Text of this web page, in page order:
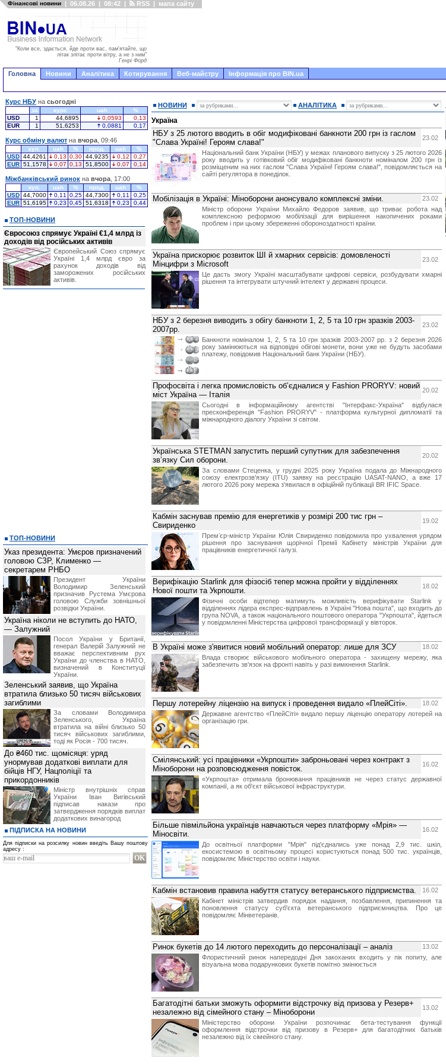
Фінансові новини | 06.08.26 | 08:42 | RSS | мапа сайту
"Коли все, здається, йде проти вас, пам'ятайте, що
літак злітає проти вітру, а не з ним"
Генрі Форд
Головна Новини Аналітика Котирування Веб-майстру Інформація про BIN.ua
НОВИНИ АНАЛІТИКА
Україна
НБУ з 25 лютого вводить в обіг модифіковані банкноти 200 грн із гаслом
"Слава Україні! Героям слава!"
23.02
Національний банк України (НБУ) у межах планового випуску з 25 лютого 2026
року вводить у готівковий обіг модифіковані банкноти номіналом 200 грн із
розміщеним на них гаслом "Слава Україні! Героям слава!", повідомляється на
сайті регулятора в понеділок.
Мобілізація в Україні: Міноборони анонсувало комплексні зміни.
23.02
Міністр оборони України Михайло Федоров заявив, що триває робота над
комплексною реформою мобілізації для вирішення накопичених роками
проблем і при цьому збереженні обороноздатності країни.
Україна прискорює розвиток ШІ й хмарних сервісів: домовленості
Мінцифри з Microsoft
23.02
Це дасть змогу Україні масштабувати цифрові сервіси, розбудувати хмарні
рішення та інтегрувати штучний інтелект у державні процеси.
НБУ з 2 березня виводить з обігу банкноти 1, 2, 5 та 10 грн зразків 2003-
2007рр.
23.02
Банкноти номіналом 1, 2, 5 та 10 грн зразків 2003-2007 рр. з 2 березня 2026
року замінюються на відповідні обігові монети, вони уже не будуть засобами
платежу, повідомив Національний банк України (НБУ).
Профосвіта і легка промисловість об’єдналися у Fashion PRORYV: новий
міст Україна — Італія
20.02
Сьогодні в інформаційному агентстві "Інтерфакс-Україна" відбулася
пресконференція "Fashion PRORYV" - платформа культурної дипломатії та
міжнародного діалогу України зі світом.
Українська STETMAN запустить перший супутник для забезпечення
звʼязку Сил оборони.
20.02
За словами Стеценка, у грудні 2025 року Україна подала до Міжнародного
союзу електрозв'язку (ITU) заявку на реєстрацію UASAT-NANO, а вже 17
лютого 2026 року мережа з'явилася в офіційній публікації BR IFIC Space.
Кабмін заснував премію для енергетиків у розмірі 200 тис грн –
Свириденко
19.02
Премʼєр-міністр України Юлія Свириденко повідомила про ухвалення урядом
рішення про заснування щорічної Премії Кабінету міністрів України для
працівників енергетичної галузі.
Верифікацію Starlink для фізосіб тепер можна пройти у відділеннях
Нової пошти та Укрпошти.
18.02
Фізичні особи відтепер матимуть можливість верифікувати Starlink у
відділеннях лідера експрес-відправлень в Україні "Нова пошта", що входить до
група NOVA, а також національного поштового оператора "Укрпошта", йдеться
у повідомленні Міністерства цифрової трансформації у вівторок.
В Україні може з'явитися новий мобільний оператор: лише для ЗСУ
18.02
Влада створює військового мобільного оператора - захищену мережу, яка
забезпечить зв'язок на фронті навіть у разі вимкнення Starlink.
Першу лотерейну ліцензію на випуск і проведення видало «ПлейСіті».
18.02
Державне агентство «ПлейСіті» видало першу ліценцію оператору лотерей на
організацію гри.
Смілянський: усі працівники «Укрпошти» заброньовані через контракт з
Міноборони на розповсюдження повісток.
16.02
«Укрпошта» отримала бронювання працівників не через статус державної
компанії, а як об'єкт військової інфраструктури.
Більше півмільйона українців навчаються через платформу «Мрія» —
Міносвіти.
16.02
До освітньої платформи "Мрія" під'єднались уже понад 2,9 тис. шкіл,
екосистемою в освітньому процесі користуються понад 500 тис. українців,
повідомляє Міністерство освіти і науки.
Кабмін встановив правила набуття статусу ветеранського підприємства.
16.02
Кабінет міністрів затвердив порядок надання, позбавлення, припинення та
поновлення статусу суб'єкта ветеранського підприємництва. Про це
повідомляє Мінветеранів.
Ринок букетів до 14 лютого переходить до персоналізації – аналіз
13.02
Флористичний ринок напередодні Дня закоханих входить у пік попиту, але
візуальна мова подарункових букетів помітно змінюється
Багатодітні батьки зможуть оформити відстрочку від призова у Резерв+
незалежно від сімейного стану – Міноборони
13.02
Міністерство оборони України розпочинає бета-тестування функції
оформлення відстрочки від призову в Резерв+ для багатодітних батьків
незалежно від їх сімейного стану.
Курс НБУ на сьогодні
за курс uah
%
USD
1 44,6895 0,0593
0,13
EUR
1 51,6253 0,0881 0,17
Курс обміну валют на вчора , 09:46
куп. uah % прод. uah
%
USD 44,4261 0,13 0,30 44,9235 0,12
0,27
EUR 51,1578 0,07 0,13 51,8500 0,07 0,14
Міжбанківський ринок на вчора , 17:00
куп. uah % прод. uah
%
USD 44,7000 0,11 0,25 44,7300 0,11
0,25
EUR 51,6195 0,23 0,45 51,6318 0,23 0,44
ТОП-НОВИНИ
Євросоюз спрямує Україні €1,4 млрд із
доходів від російських активів
Європейський Союз спрямує
Україні 1,4 млрд євро за
рахунок доходів від
заморожених російських
активів.
ТОП-НОВИНИ
Указ президента: Умєров призначений
головою СЗР, Клименко —
секретарем РНБО
Президент України
Володимир Зеленський
призначив Pустема Умєрова
головою Служби зовнішньої
розвідки України.
Україна ніколи не вступить до НАТО,
— Залужний
Посол України у Британії,
генерал Валерій Залужний не
вважає перспективним рух
України до членства в НАТО,
визначений в Конституції
України.
Зеленський заявив, що Україна
втратила близько 50 тисяч військових
загиблими
За словами Володимира
Зеленського, Україна
втратила на війні близько 50
тисяч військових загиблими,
тоді як Росія - 700 тисяч.
До ₴460 тис. щомісяця: уряд
унормував додаткові виплати для
бійців НГУ, Нацполіції та
прикордонників
Міністр внутрішніх справ
України Іван Вигівський
підписав накази про
затвердження порядків виплат
додаткових винагород
ПІДПИСКА НА НОВИНИ
Для підписки на розсилку новин введіть Вашу поштову
адресу :